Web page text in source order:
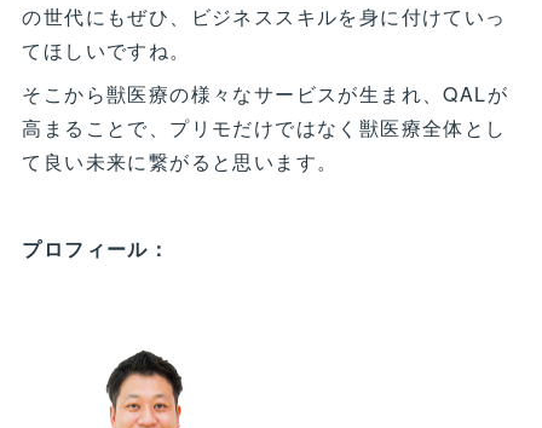
の世代にもぜひ、ビジネススキルを身に付けていっ
てほしいですね。
そこから獣医療の様々なサービスが生まれ、QALが
高まることで、プリモだけではなく獣医療全体とし
て良い未来に繋がると思います。
プロフィール：